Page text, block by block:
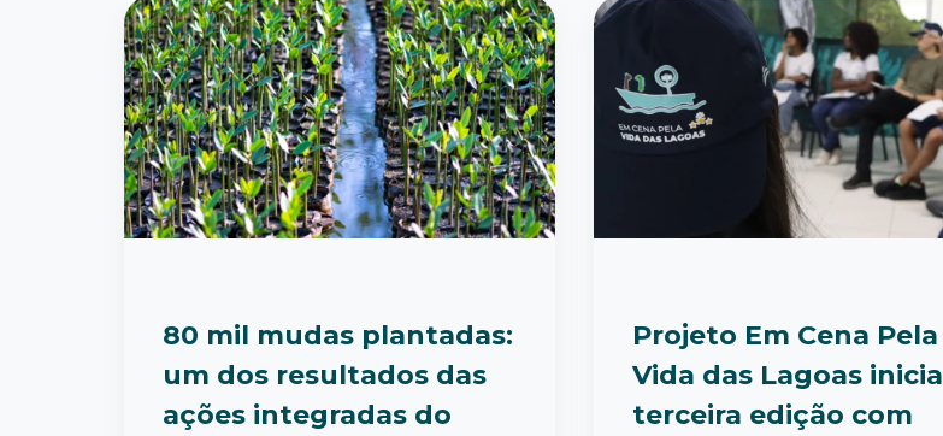
80 mil mudas plantadas:
um dos resultados das
ações integradas do
Projeto Em Cena Pela
Vida das Lagoas inicia
terceira edição com